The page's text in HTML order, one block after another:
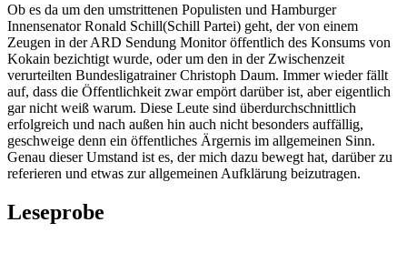
Ob es da um den umstrittenen Populisten und Hamburger
Innensenator Ronald Schill(Schill Partei) geht, der von einem
Zeugen in der ARD Sendung Monitor öffentlich des Konsums von
Kokain bezichtigt wurde, oder um den in der Zwischenzeit
verurteilten Bundesligatrainer Christoph Daum. Immer wieder fällt
auf, dass die Öffentlichkeit zwar empört darüber ist, aber eigentlich
gar nicht weiß warum. Diese Leute sind überdurchschnittlich
erfolgreich und nach außen hin auch nicht besonders auffällig,
geschweige denn ein öffentliches Ärgernis im allgemeinen Sinn.
Genau dieser Umstand ist es, der mich dazu bewegt hat, darüber zu
referieren und etwas zur allgemeinen Aufklärung beizutragen.
Leseprobe